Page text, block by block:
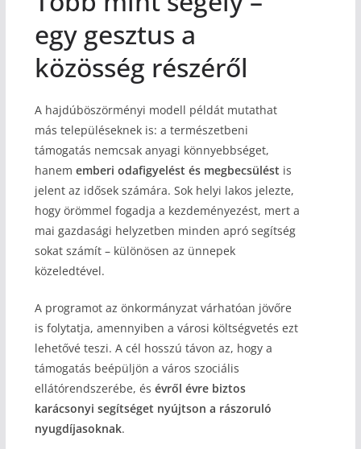
egy gesztus a
közösség részéről
A hajdúböszörményi modell példát mutathat
más településeknek is: a természetbeni
támogatás nemcsak anyagi könnyebbséget,
hanem emberi odafigyelést és megbecsülést is
jelent az idősek számára. Sok helyi lakos jelezte,
hogy örömmel fogadja a kezdeményezést, mert a
mai gazdasági helyzetben minden apró segítség
sokat számít – különösen az ünnepek
közeledtével.
A programot az önkormányzat várhatóan jövőre
is folytatja, amennyiben a városi költségvetés ezt
lehetővé teszi. A cél hosszú távon az, hogy a
támogatás beépüljön a város szociális
ellátórendszerébe, és évről évre biztos
karácsonyi segítséget nyújtson a rászoruló
nyugdíjasoknak.